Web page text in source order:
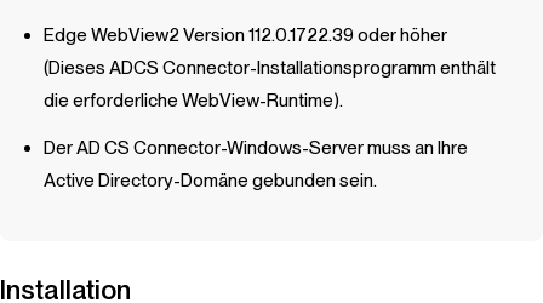
Edge WebView2 Version 112.0.1722.39 oder höher
(Dieses ADCS Connector-Installationsprogramm enthält
die erforderliche WebView-Runtime).
Der AD CS Connector-Windows-Server muss an Ihre
Active Directory-Domäne gebunden sein.
Installation